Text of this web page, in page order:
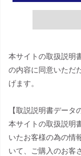
本サイトの取扱説明
の内容に同意いただ
げます。
【取説説明書データ
本サイトの取扱説明
いたお客様の為の情
いて、ご購入のお客